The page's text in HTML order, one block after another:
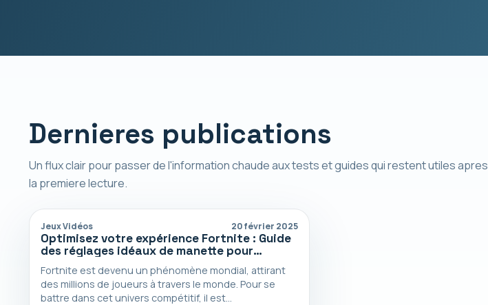
Dernieres publications
Un flux clair pour passer de l'information chaude aux tests et guides qui restent utiles apres
la premiere lecture.
Jeux Vidéos 20 février 2025
Optimisez votre expérience Fortnite : Guide
des réglages idéaux de manette pour
sensibilité, combats et construction
Fortnite est devenu un phénomène mondial, attirant
des millions de joueurs à travers le monde. Pour se
battre dans cet univers compétitif, il est…